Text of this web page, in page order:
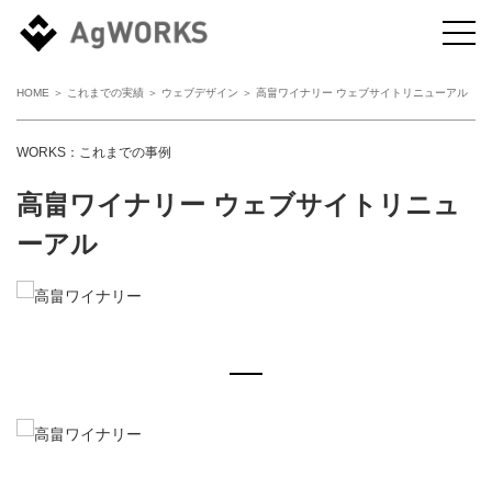
HOME ＞ これまでの実績 ＞ ウェブデザイン ＞ 高畠ワイナリー ウェブサイトリニューアル
WORKS：これまでの事例
高畠ワイナリー ウェブサイトリニュ
ーアル